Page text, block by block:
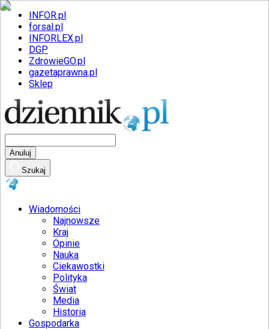
INFOR.pl
forsal.pl
INFORLEX.pl
DGP
ZdrowieGO.pl
gazetaprawna.pl
Sklep
Anuluj
Szukaj
Wiadomości
Najnowsze
Kraj
Opinie
Nauka
Ciekawostki
Polityka
Świat
Media
Historia
Gospodarka